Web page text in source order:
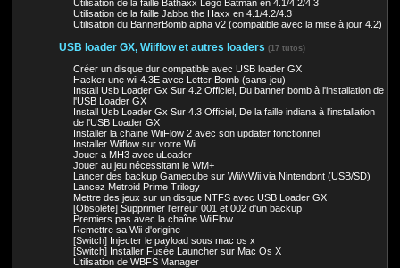
Utilisation de la faille Bathaxx Lego Batman en 4.1/4.2/4.3
Utilisation de la faille Jabba the Haxx en 4.1/4.2/4.3
Utilisation du BannerBomb alpha v2 (compatible avec la mise à jour 4.2)
USB loader GX, Wiiflow et autres loaders (17 tutos)
Créer un disque dur compatible avec USB loader GX
Hacker une wii 4.3E avec Letter Bomb (sans jeu)
Install Usb Loader Gx Sur 4.2 Officiel, Du banner bomb à l'installation de
l'USB Loader GX
Install Usb Loader Gx Sur 4.3 Officiel, De la faille indiana à l'installation
de l'USB Loader GX
Installer la chaine WiiFlow 2 avec son updater fonctionnel
Installer Wiiflow sur votre Wii
Jouer a MH3 avec uLoader
Jouer au jeu nécessitant le WM+
Lancer des backup Gamecube sur Wii/vWii via Nintendont (USB/SD)
Lancez Metroid Prime Trilogy
Mettre des jeux sur un disque NTFS avec USB Loader GX
[Obsolète] Supprimer l'erreur 001 et 002 d'un backup
Premiers pas avec la chaîne WiiFlow
Remettre sa Wii d'origine
[Switch] Injecter le payload sous mac os x
[Switch] Installer Fusée Launcher sur Mac Os X
Utilisation de WBFS Manager